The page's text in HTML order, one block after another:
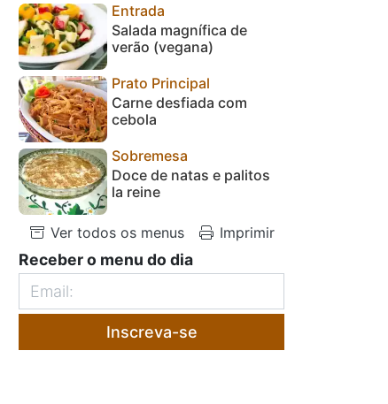
Entrada
Salada magnífica de
verão (vegana)
Prato Principal
Carne desfiada com
cebola
Sobremesa
Doce de natas e palitos
la reine
Ver todos os menus Imprimir
Receber o menu do dia
Inscreva-se